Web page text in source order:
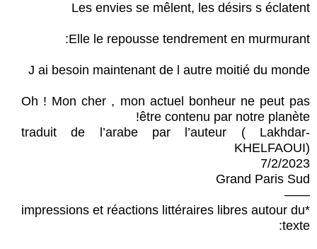
Les envies se mêlent, les désirs s éclatent
Elle le repousse tendrement en murmurant:
J ai besoin maintenant de l autre moitié du monde
Oh ! Mon cher , mon actuel bonheur ne peut pas
être contenu par notre planète!
‏-traduit de l’arabe par l’auteur ( Lakhdar
KHELFAOUI)
7/2/2023
Grand Paris Sud
——
*impressions et réactions littéraires libres autour du
texte: